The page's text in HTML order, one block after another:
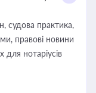
судова практика,
правові новини
нотаріусів